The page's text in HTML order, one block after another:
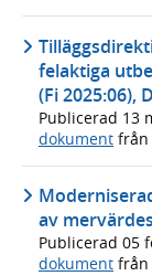
felaktiga
(Fi 2025:06),
Publicerad 13
dokument från
av
Publicerad 05
dokument från